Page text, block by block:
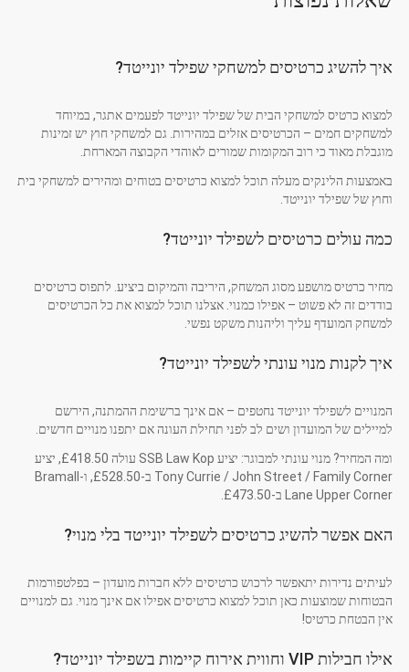
איך להשיג כרטיסים למשחקי שפילד יונייטד?
למצוא כרטיס למשחקי הבית של שפילד יונייטד לפעמים אתגר, במיוחד
למשחקים חמים – הכרטיסים אזלים במהירות. גם למשחקי חוץ יש זמינות
מוגבלת מאוד כי רוב המקומות שמורים לאוהדי הקבוצה המארחת.
באמצעות הלינקים מעלה תוכל למצוא כרטיסים בטוחים ומהירים למשחקי בית
וחוץ של שפילד יונייטד.
כמה עולים כרטיסים לשפילד יונייטד?
מחיר כרטיס מושפע מסוג המשחק, היריבה והמיקום ביציע. לתפוס כרטיסים
בודדים זה לא פשוט – אפילו כמנוי. אצלנו תוכל למצוא את כל הכרטיסים
למשחק המועדף עליך וליהנות משקט נפשי.
איך לקנות מנוי עונתי לשפילד יונייטד?
המנויים לשפילד יונייטד נחטפים – אם אינך ברשימת ההמתנה, הירשם
למיילים של המועדון ושים לב לפני תחילת העונה אם יתפנו מנויים חדשים.
ומה המחיר? מנוי עונתי למבוגר: יציע SSB Law Kop עולה £418.50, יציע
Tony Currie / John Street / Family Corner ב-£528.50, ו-Bramall
Lane Upper Corner ב-£473.50.
האם אפשר להשיג כרטיסים לשפילד יונייטד בלי מנוי?
לעיתים נדירות יתאפשר לרכוש כרטיסים ללא חברות מועדון – בפלטפורמות
הבטוחות שמוצעות כאן תוכל למצוא כרטיסים אפילו אם אינך מנוי. גם למנויים
אין הבטחת כרטיס!
אילו חבילות VIP וחווית אירוח קיימות בשפילד יונייטד?